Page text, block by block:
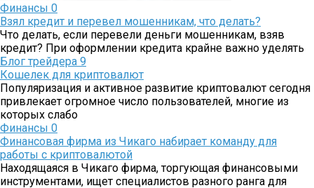
Финансы 0
Взял кредит и перевел мошенникам, что делать?
Что делать, если перевели деньги мошенникам, взяв
кредит? При оформлении кредита крайне важно уделять
Блог трейдера 9
Кошелек для криптовалют
Популяризация и активное развитие криптовалют сегодня
привлекает огромное число пользователей, многие из
которых слабо
Финансы 0
Финансовая фирма из Чикаго набирает команду для
работы с криптовалютой
Находящаяся в Чикаго фирма, торгующая финансовыми
инструментами, ищет специалистов разного ранга для